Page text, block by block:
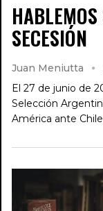
SECESIÓN
Juan Meniutta
El 27 de junio de
Selección
América ante